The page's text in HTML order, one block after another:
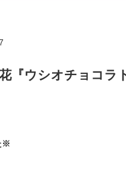
花『ウシオチョコ
※